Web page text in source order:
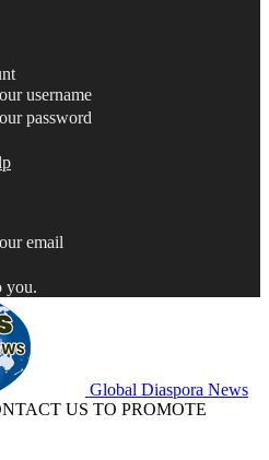
username
password
email
you.
Global Diaspora News
US TO PROMOTE